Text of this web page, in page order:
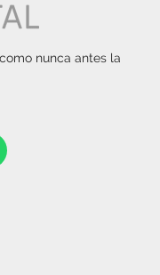
nunca antes la